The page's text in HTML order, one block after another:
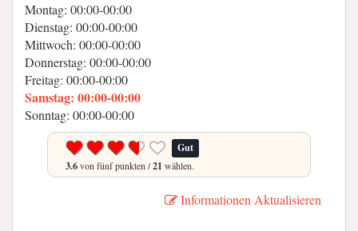
Montag: 00:00-00:00
Dienstag: 00:00-00:00
Mittwoch: 00:00-00:00
Donnerstag: 00:00-00:00
Freitag: 00:00-00:00
Samstag: 00:00-00:00
Sonntag: 00:00-00:00
Gut
3.6von fünf punkten /21 wählen.
Informationen Aktualisieren